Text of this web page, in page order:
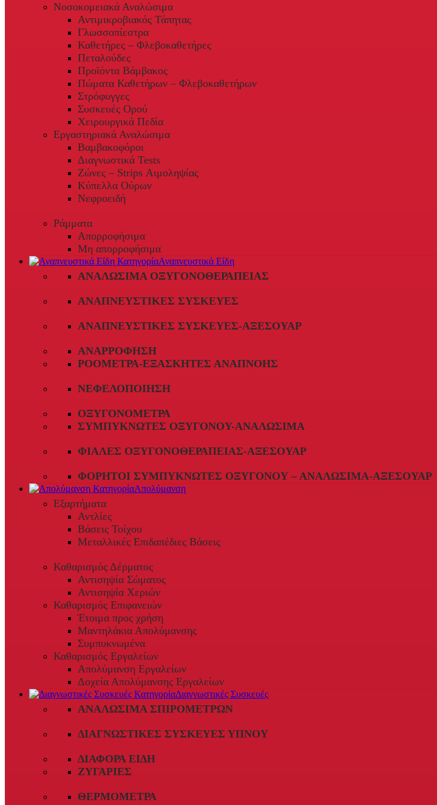
Νοσοκομειακά Αναλώσιμα
Αντιμικροβιακός Τάπητας
Γλωσσοπίεστρα
Καθετήρες – Φλεβοκαθετήρες
Πεταλούδες
Προϊόντα Βάμβακος
Πώματα Καθετήρων – Φλεβοκαθετήρων
Στρόφυγγες
Συσκευές Ορού
Χειρουργικά Πεδία
Εργαστηριακά Αναλώσιμα
Βαμβακοφόροι
Διαγνωστικά Tests
Ζώνες – Strips Αιμοληψίας
Κύπελλα Ούρων
Νεφροειδή
Ράμματα
Απορροφήσιμα
Μη απορροφήσιμα
Αναπνευστικά Είδη
ΑΝΑΛΏΣΙΜΑ ΟΞΥΓΟΝΟΘΕΡΑΠΕΊΑΣ
ΑΝΑΠΝΕΥΣΤΙΚΈΣ ΣΥΣΚΕΥΈΣ
ΑΝΑΠΝΕΥΣΤΙΚΈΣ ΣΥΣΚΕΥΈΣ-ΑΞΕΣΟΥΆΡ
ΑΝΑΡΡΌΦΗΣΗ
ΡΟΌΜΕΤΡΑ-ΕΞΑΣΚΗΤΈΣ ΑΝΑΠΝΟΉΣ
ΝΕΦΕΛΟΠΟΊΗΣΗ
ΟΞΥΓΟΝΌΜΕΤΡΑ
ΣΥΜΠΥΚΝΩΤΈΣ ΟΞΥΓΌΝΟΥ-ΑΝΑΛΏΣΙΜΑ
ΦΙΆΛΕΣ ΟΞΥΓΟΝΟΘΕΡΑΠΕΊΑΣ-ΑΞΕΣΟΥΆΡ
ΦΟΡΗΤΟΊ ΣΥΜΠΥΚΝΩΤΈΣ ΟΞΥΓΌΝΟΥ – ΑΝΑΛΏΣΙΜΑ-ΑΞΕΣΟΥΆΡ
Απολύμανση
Εξαρτήματα
Αντλίες
Βάσεις Τοίχου
Μεταλλικές Επιδαπέδιες Βάσεις
Καθαρισμός Δέρματος
Αντισηψία Σώματος
Αντισηψία Χεριών
Καθαρισμός Επιφανειών
Έτοιμα προς χρήση
Μαντηλάκια Απολύμανσης
Συμπυκνωμένα
Καθαρισμός Εργαλείων
Απολύμανση Εργαλείων
Δοχεία Απολύμανσης Εργαλείων
Διαγνωστικές Συσκευές
ΑΝΑΛΏΣΙΜΑ ΣΠΙΡΟΜΈΤΡΩΝ
ΔΙΑΓΝΩΣΤΙΚΈΣ ΣΥΣΚΕΥΈΣ ΎΠΝΟΥ
ΔΙΆΦΟΡΑ ΕΊΔΗ
ΖΥΓΑΡΙΈΣ
ΘΕΡΜΌΜΕΤΡΑ